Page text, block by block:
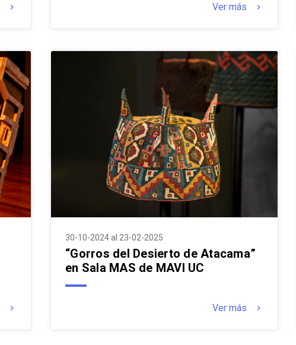
keyboard_arrow_right Ver más keyboard_arrow_right
keyboard_arrow_right
30-10-2024 al 23-02-2025
“Gorros del Desierto de Atacama”
en Sala MAS de MAVI UC
Ver más keyboard_arrow_right